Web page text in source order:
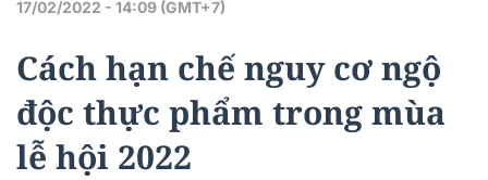
17/02/2022 - 14:09 (GMT+7)
Cách hạn chế nguy cơ ngộ
độc thực phẩm trong mùa
lễ hội 2022